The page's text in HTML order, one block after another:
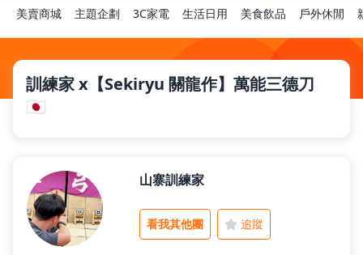
美賣商城 主題企劃
旅行神隊友
兒童禮物
父親節好禮
3C家電 生活日用 美食飲品 戶外休閒
山寨訓練家
看我其他團 追蹤
訓練家 x【Sekiryu 關龍作】萬能三德刀
🇯🇵